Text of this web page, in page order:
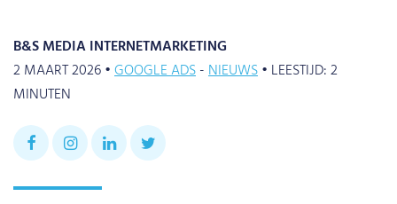
B&S MEDIA INTERNETMARKETING
2 MAART 2026 •GOOGLE ADS NIEUWS• LEESTIJD:2
MINUTEN